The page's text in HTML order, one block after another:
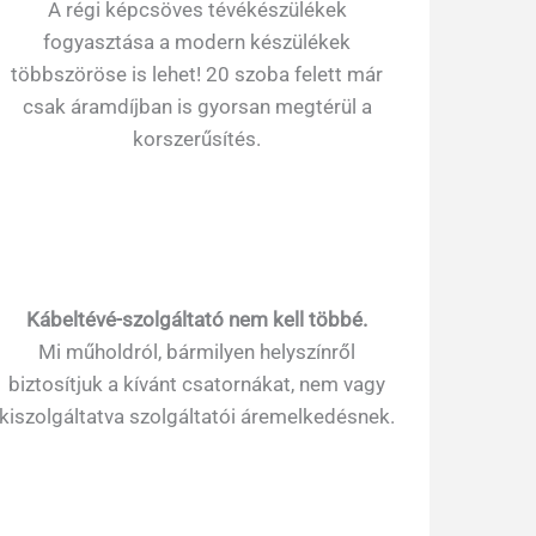
A régi képcsöves tévékészülékek
fogyasztása a modern készülékek
többszöröse is lehet! 20 szoba felett már
csak áramdíjban is gyorsan megtérül a
korszerűsítés.
Kábeltévé-szolgáltató nem kell többé.
Mi műholdról, bármilyen helyszínről
biztosítjuk a kívánt csatornákat, nem vagy
kiszolgáltatva szolgáltatói áremelkedésnek.